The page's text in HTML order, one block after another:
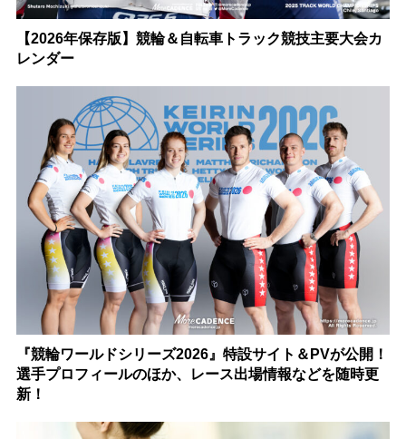
【2026年保存版】競輪＆自転車トラック競技主要大会カ
レンダー
『競輪ワールドシリーズ2026』特設サイト＆PVが公開！
選手プロフィールのほか、レース出場情報などを随時更
新！